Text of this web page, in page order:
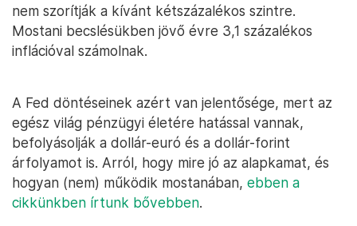
nem szorítják a kívánt kétszázalékos szintre.
Mostani becslésükben jövő évre 3,1 százalékos
inflációval számolnak.
A Fed döntéseinek azért van jelentősége, mert az
egész világ pénzügyi életére hatással vannak,
befolyásolják a dollár-euró és a dollár-forint
árfolyamot is. Arról, hogy mire jó az alapkamat, és
hogyan (nem) működik mostanában, ebben a
cikkünkben írtunk bővebben.